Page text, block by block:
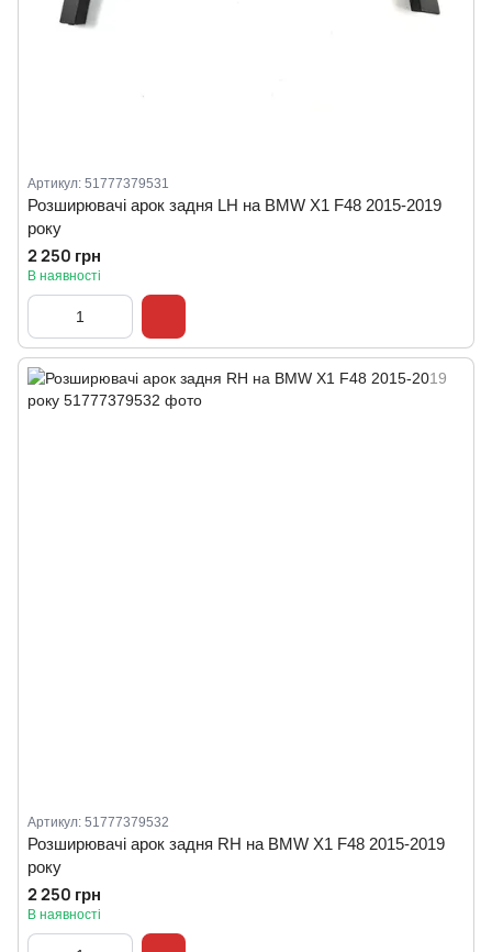
Артикул: 51777379531
Розширювачі арок задня LH на BMW X1 F48 2015-2019
року
2 250 грн
В наявності
Артикул: 51777379532
Розширювачі арок задня RH на BMW X1 F48 2015-2019
року
2 250 грн
В наявності